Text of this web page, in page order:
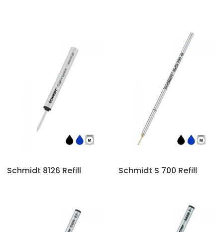
Schmidt 8126 Refill Schmidt S 700 Refill